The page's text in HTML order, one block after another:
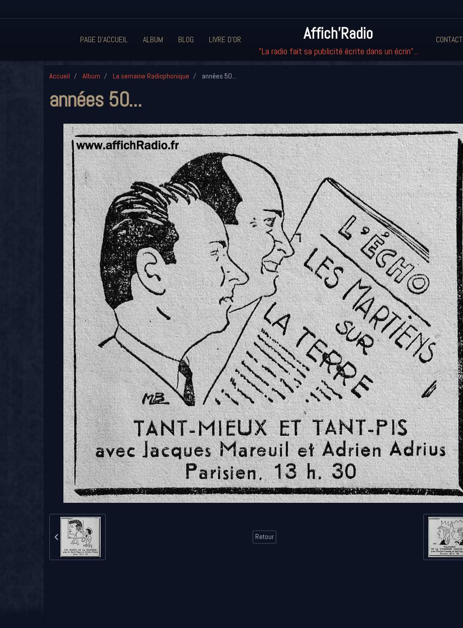
PAGE D'ACCUEIL ALBUM BLOG LIVRE D'OR Affich'Radio
"La radio fait sa publicité écrite dans un écrin"...
CONTACT
Accueil Album La semaine Radiophonique années 50...
années 50...
Retour